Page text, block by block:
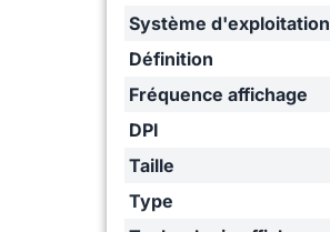
Système d'exploitation
Définition
Fréquence affichage
DPI
Taille
Type